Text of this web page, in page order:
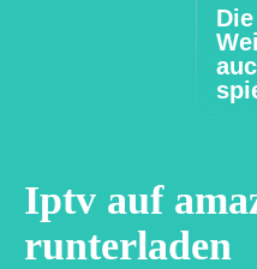
Iptv auf
runterladen